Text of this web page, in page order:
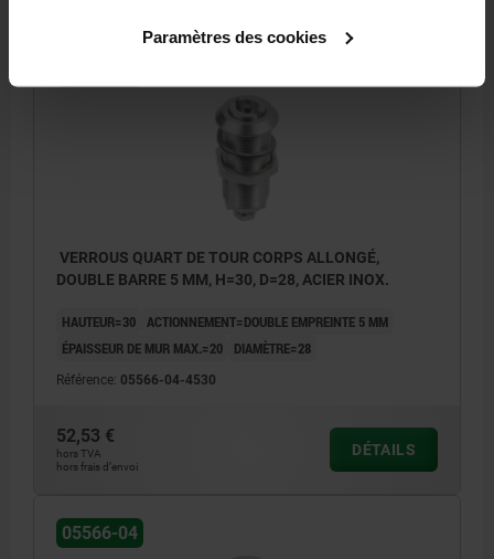
Paramètres des cookies
VERROUS QUART DE TOUR CORPS ALLONGÉ,
DOUBLE BARRE 5 MM, H=30, D=28, ACIER INOX.
HAUTEUR=30 ACTIONNEMENT=DOUBLE EMPREINTE 5 MM
ÉPAISSEUR DE MUR MAX.=20
DIAMÈTRE=28
Référence: 05566-04-4530
52,53 €
hors TVA
hors frais d’envoi
DÉTAILS
05566-04